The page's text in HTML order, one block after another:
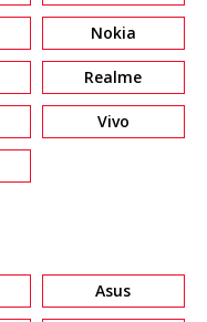
Nokia
Realme
Vivo
Asus